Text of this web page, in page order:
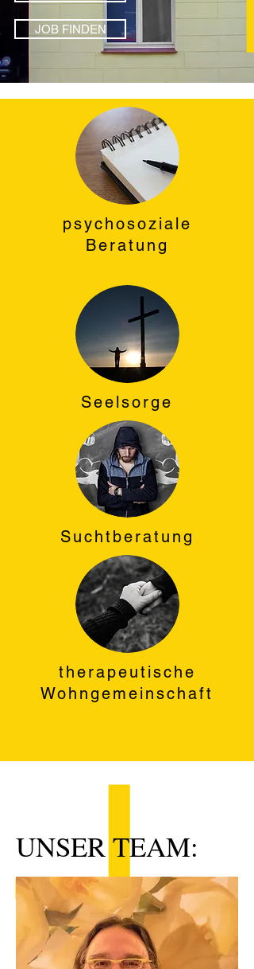
JOB FINDEN
psychosoziale
Beratung
Seelsorge
Suchtberatung
therapeutische
Wohngemeinschaft
UNSER TEAM: